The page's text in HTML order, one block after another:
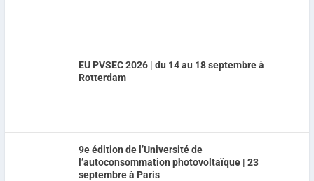
EU PVSEC 2026 | du 14 au 18 septembre à
Rotterdam
9e édition de l’Université de
l’autoconsommation photovoltaïque | 23
septembre à Paris